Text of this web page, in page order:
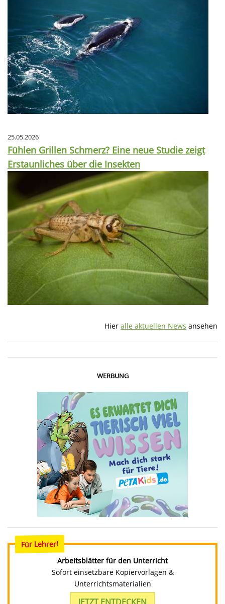
25.05.2026
Fühlen Grillen Schmerz? Eine neue Studie zeigt
Erstaunliches über die Insekten
Hier alle aktuellen News ansehen
WERBUNG
Für Lehrer!
Arbeitsblätter für den Unterricht
Sofort einsetzbare Kopiervorlagen &
Unterrichtsmaterialien